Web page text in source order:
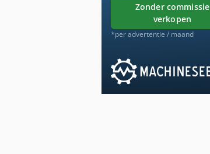
zonder commissie
verkopen
*per advertentie / maand